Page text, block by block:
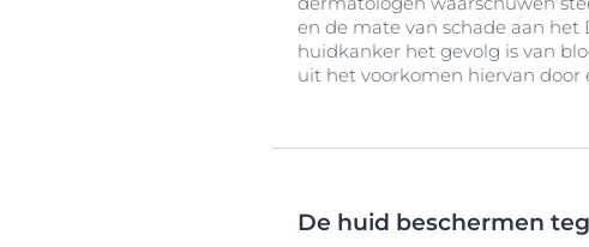
en de mate van schade aan het
huidkanker het gevolg is van
uit het voorkomen hiervan door
De huid beschermen